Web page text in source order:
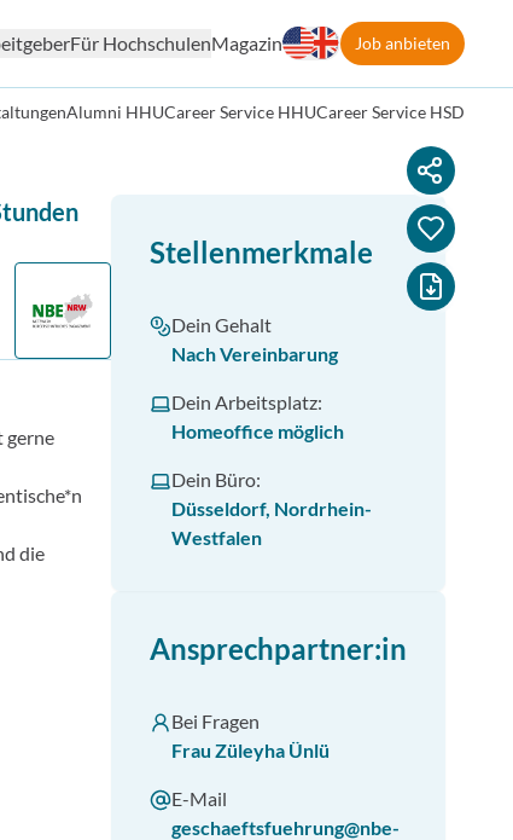
Für HochschulenMagazin Job anbieten
Alumni HHUCareer Service HHUCareer Service HSD
gerne
die
Stellenmerkmale
Dein Gehalt
Nach Vereinbarung
Dein Arbeitsplatz:
Homeoffice möglich
Dein Büro:
Düsseldorf, Nordrhein-
Westfalen
Ansprechpartner:in
Bei Fragen
Frau Züleyha Ünlü
E-Mail
geschaeftsfuehrung@nbe-